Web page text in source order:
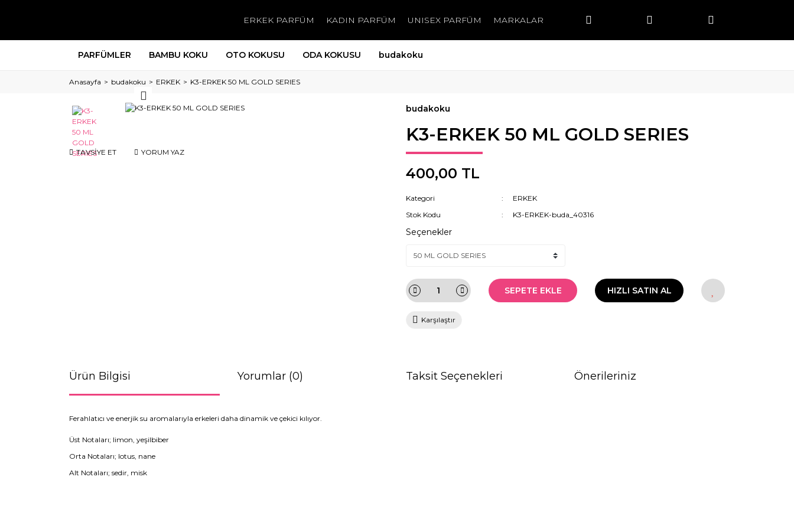
ERKEK PARFÜM KADIN PARFÜM UNISEX PARFÜM MARKALAR
PARFÜMLER BAMBU KOKU OTO KOKUSU ODA KOKUSU budakoku
Anasayfa budakoku ERKEK K3-ERKEK 50 ML GOLD SERIES
TAVSİYE ET YORUM YAZ
budakoku
K3-ERKEK 50 ML GOLD SERIES
400,00 TL
Kategori
ERKEK
Stok Kodu
K3-ERKEK-buda_40316
Seçenekler
SEPETE EKLE HIZLI SATIN AL
Karşılaştır
Ürün Bilgisi Yorumlar (0) Taksit Seçenekleri Önerileriniz
Ferahlatıcı ve enerjik su aromalarıyla erkeleri daha dinamik ve çekici kılıyor.
Üst Notaları; limon, yeşilbiber
Orta Notaları; lotus, nane
Alt Notaları; sedir, misk